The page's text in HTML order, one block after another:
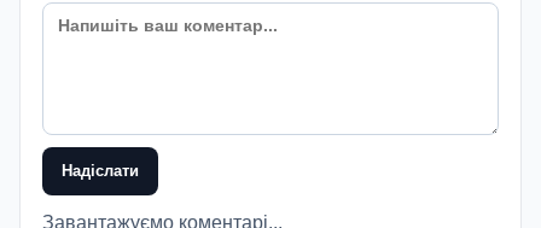
Надіслати
Завантажуємо коментарі...